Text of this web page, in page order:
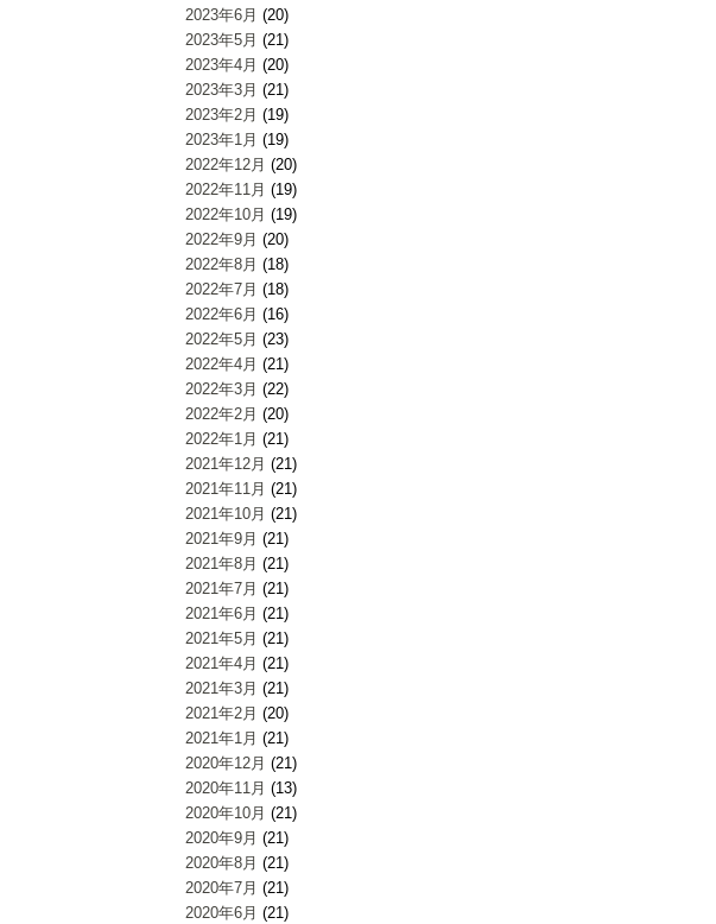
2023年6月 (20)
2023年5月 (21)
2023年4月 (20)
2023年3月 (21)
2023年2月 (19)
2023年1月 (19)
2022年12月 (20)
2022年11月 (19)
2022年10月 (19)
2022年9月 (20)
2022年8月 (18)
2022年7月 (18)
2022年6月 (16)
2022年5月 (23)
2022年4月 (21)
2022年3月 (22)
2022年2月 (20)
2022年1月 (21)
2021年12月 (21)
2021年11月 (21)
2021年10月 (21)
2021年9月 (21)
2021年8月 (21)
2021年7月 (21)
2021年6月 (21)
2021年5月 (21)
2021年4月 (21)
2021年3月 (21)
2021年2月 (20)
2021年1月 (21)
2020年12月 (21)
2020年11月 (13)
2020年10月 (21)
2020年9月 (21)
2020年8月 (21)
2020年7月 (21)
2020年6月 (21)